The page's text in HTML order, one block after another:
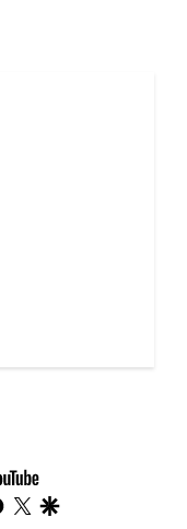
youtube-
footer
facebook
twitter